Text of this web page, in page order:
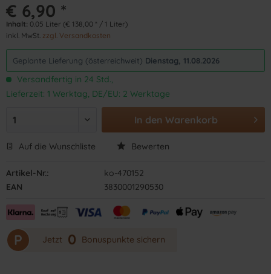
€ 6,90 *
Inhalt: 0.05 Liter (€ 138,00 * / 1 Liter)
inkl. MwSt. zzgl. Versandkosten
Geplante Lieferung (österreichweit) Dienstag, 11.08.2026
Versandfertig in 24 Std.,
Lieferzeit: 1 Werktag, DE/EU: 2 Werktage
In den Warenkorb
Auf die Wunschliste Bewerten
Artikel-Nr.:
ko-470152
EAN
3830001290530
P Jetzt 0 Bonuspunkte sichern